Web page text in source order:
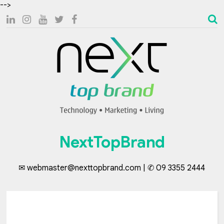
-->
NextTopBrand
✉ webmaster@nexttopbrand.com | ✆ 09 3355 2444